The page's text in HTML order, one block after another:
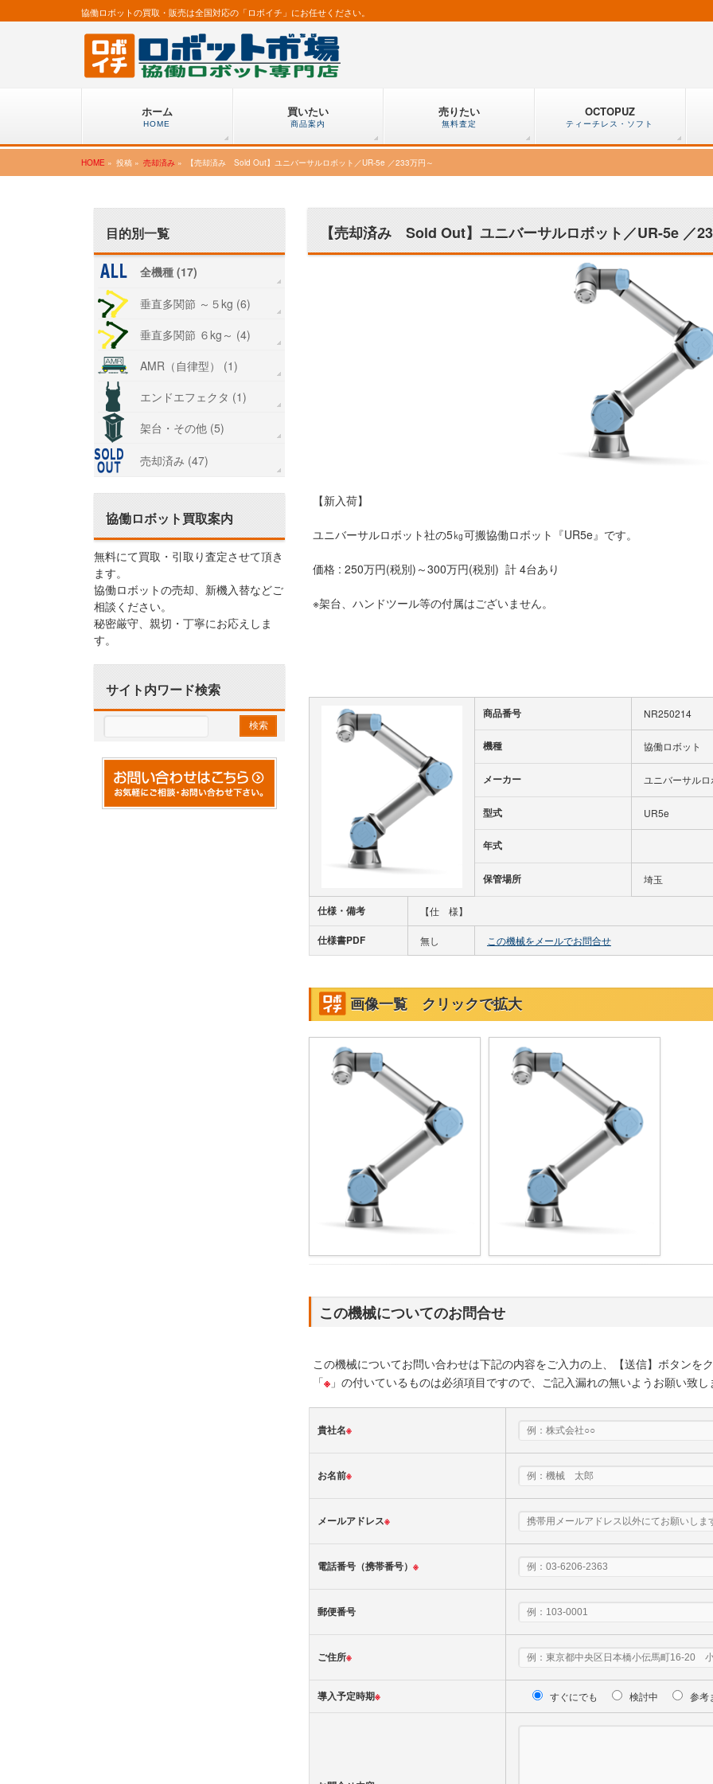
協働ロボットの買取・販売は全国対応の「ロボイチ」にお任せください。
ホーム
HOME
買いたい
商品案内
売りたい
無料査定
OCTOPUZ
ティーチレス・ソフト
HOME » 投稿 » 売却済み » 【売却済み Sold Out】ユニバーサルロボット／UR-5e ／233万円～
【売却済み Sold Out】ユニバーサルロボット／UR-5e ／
【新入荷】
ユニバーサルロボット社の5㎏可搬協働ロボット『UR5e』です。
価格 : 250万円(税別)～300万円(税別) 計 4台あり
※架台、ハンドツール等の付属はございません。
商品番号 NR250214
機種 協働ロボット
メーカー ユニバーサル
型式 UR5e
年式
保管場所 埼玉
仕様・備考 【仕 様】
仕様書PDF 無し この機械をメールでお問合せ
画像一覧 クリックで拡大
この機械についてのお問合せ
この機械についてお問い合わせは下記の内容をご入力の上、【送信】ボタンを
「※ 」の付いているものは必須項目ですので、ご記入漏れの無いようお願い致し
貴社名※
お名前※
メールアドレス※
電話番号（携帯番号） ※
郵便番号
ご住所※
導入予定時期※ すぐにでも 検討中 参考
目的別一覧
全機種 (17)
垂直多関節 ～５kg (6)
垂直多関節 ６kg～ (4)
AMR（自律型） (1)
エンドエフェクタ (1)
架台・その他 (5)
売却済み (47)
協働ロボット買取案内
無料にて買取・引取り査定させて頂き
ます。
協働ロボットの売却、新機入替などご
相談ください。
秘密厳守、親切・丁寧にお応えしま
す。
サイト内ワード検索